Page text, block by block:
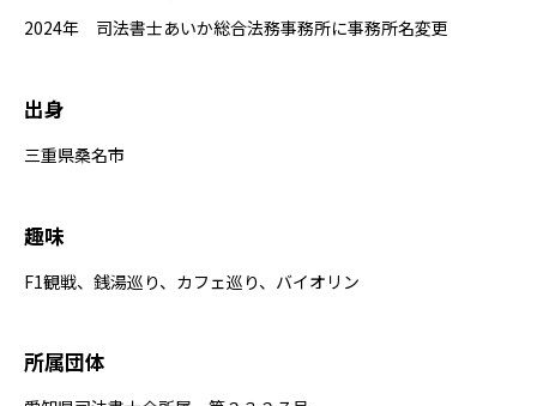
2024年 司法書士あいか総合法務事務所に事務所名変更
出身
三重県桑名市
趣味
F1観戦、銭湯巡り、カフェ巡り、バイオリン
所属団体